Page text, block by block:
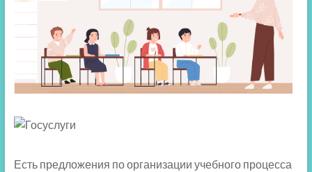
Есть предложения по организации учебного процесса